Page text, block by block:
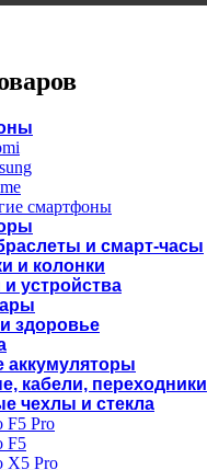
смартфоны
и смарт-часы
и колонки
устройства
здоровье
аккумуляторы
кабели, переходники
чехлы и стекла
F5 Pro
F5
X5 Pro